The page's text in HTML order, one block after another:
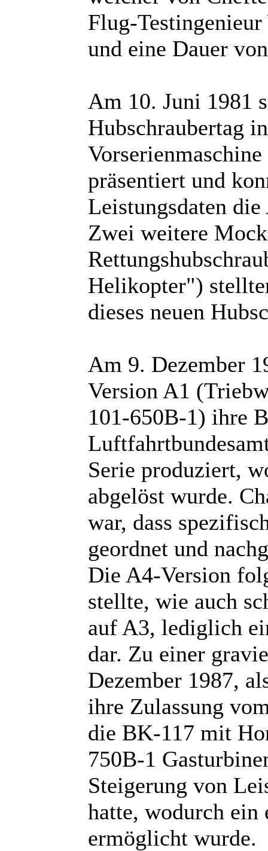
Flug-
und eine Dauer
Am 10. Juni 1981
Hubschraubertag
präsentiert und
Leistungsdaten
Zwei weitere
Helikopter")
dieses neuen
Am 9. Dezember
Version A1
101-650B-1) ihre
Serie produziert,
abgelöst wurde.
war, dass
geordnet und
Die A4-Version
stellte, wie auch
auf A3, lediglich
dar. Zu einer
Dezember 1987,
ihre Zulassung
die BK-117 mit
750B-1
Steigerung von
hatte, wodurch
ermöglicht wurde.